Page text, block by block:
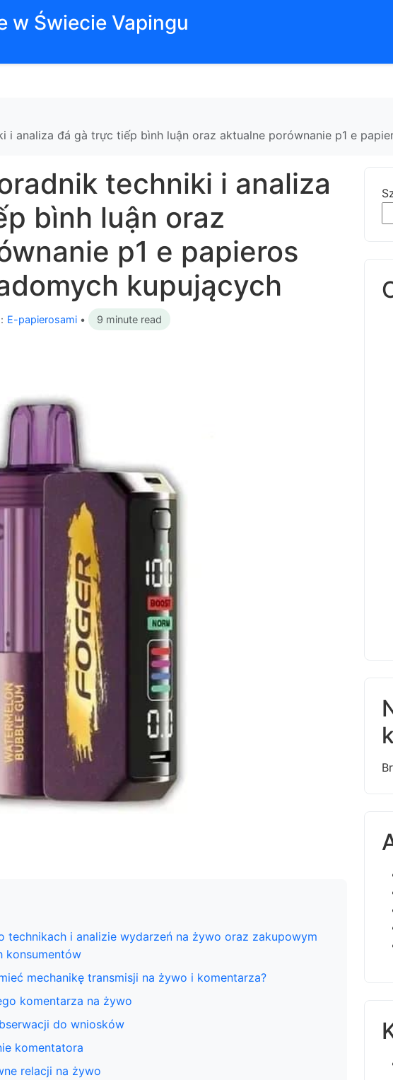
w Świecie Vapingu
i analiza đá gà trực tiếp bình luận oraz aktualne porównanie p1 e
techniki i analiza
bình luận oraz
p1 e papieros
kupujących
E-papierosami • 9 minute read
technikach i analizie wydarzeń na żywo oraz zakupowym
konsumentów
mechanikę transmisji na żywo i komentarza?
komentarza na żywo
do wniosków
komentatora
relacji na żywo